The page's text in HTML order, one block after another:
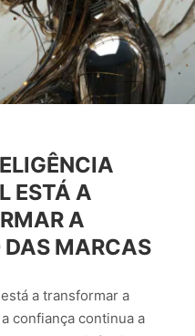
ESTÁ A
A
MARCAS
a transformar a
confiança continua a